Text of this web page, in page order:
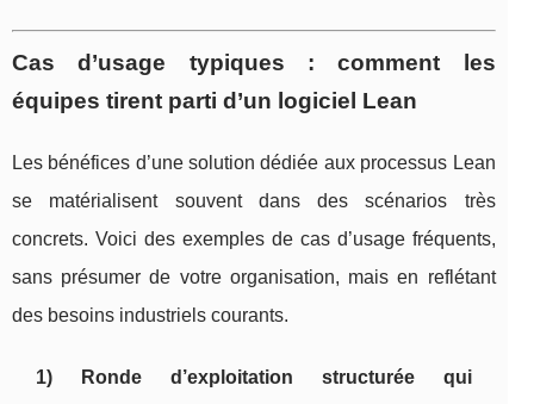
Cas d’usage typiques : comment les
équipes tirent parti d’un logiciel Lean
Les bénéfices d’une solution dédiée aux processus Lean
se matérialisent souvent dans des scénarios très
concrets. Voici des exemples de cas d’usage fréquents,
sans présumer de votre organisation, mais en reflétant
des besoins industriels courants.
1) Ronde d’exploitation structurée qui